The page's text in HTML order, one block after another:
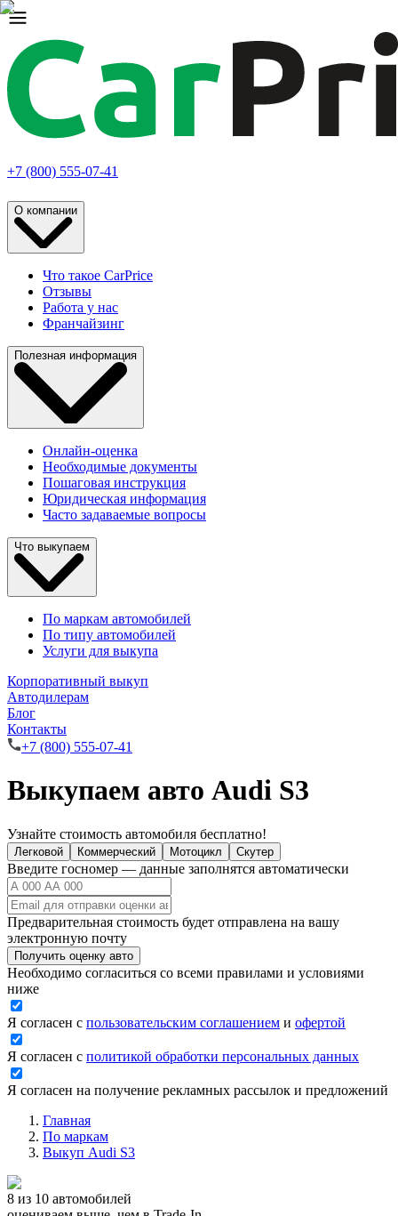
+7 (800) 555-07-41
О компании
Что такое CarPrice
Отзывы
Работа у нас
Франчайзинг
Полезная информация
Онлайн-оценка
Необходимые документы
Пошаговая инструкция
Юридическая информация
Часто задаваемые вопросы
Что выкупаем
По маркам автомобилей
По типу автомобилей
Услуги для выкупа
Корпоративный выкуп
Автодилерам
Блог
Контакты
+7 (800) 555-07-41
Выкупаем авто Audi S3
Узнайте стоимость автомобиля бесплатно!
Легковой Коммерческий Мотоцикл Скутер
Введите госномер — данные заполнятся автоматически
Предварительная стоимость будет отправлена на вашу
электронную почту
Получить оценку авто
Необходимо согласиться со всеми правилами и условиями
ниже
Я согласен с пользовательским соглашением и офертой
Я согласен с политикой обработки персональных данных
Я согласен на получение рекламных рассылок и предложений
Главная
По маркам
Выкуп Audi S3
8 из 10 автомобилей